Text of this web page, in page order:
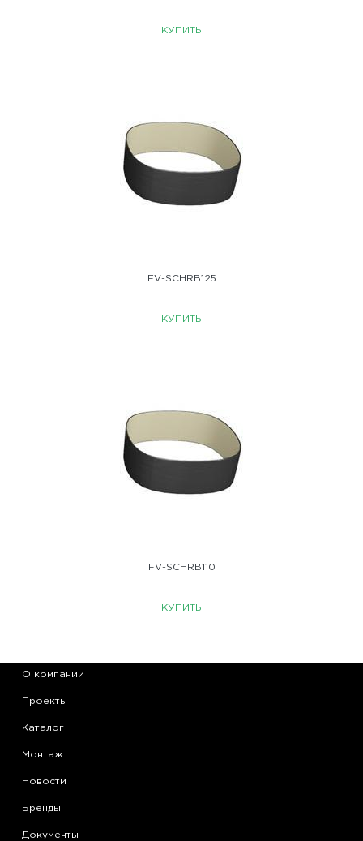
КУПИТЬ
FV-SCHRB125
КУПИТЬ
FV-SCHRB110
КУПИТЬ
О компании
Проекты
Каталог
Монтаж
Новости
Бренды
Документы